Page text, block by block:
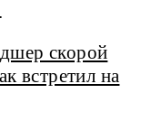
скорой
встретил на